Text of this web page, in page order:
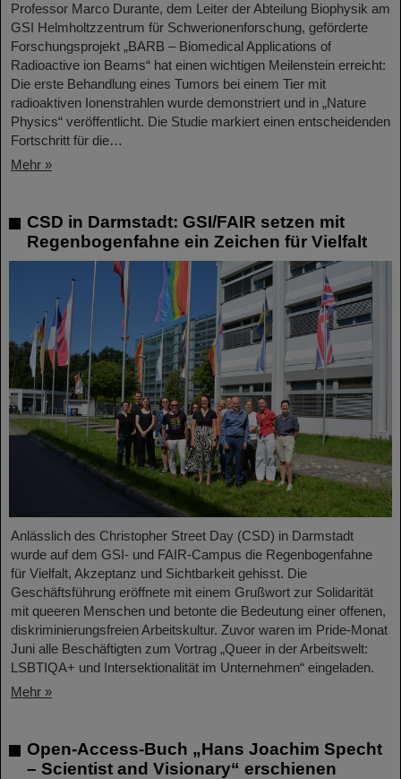
Professor Marco Durante, dem Leiter der Abteilung Biophysik am
GSI Helmholtzzentrum für Schwerionenforschung, geförderte
Forschungsprojekt „BARB – Biomedical Applications of
Radioactive ion Beams“ hat einen wichtigen Meilenstein erreicht:
Die erste Behandlung eines Tumors bei einem Tier mit
radioaktiven Ionenstrahlen wurde demonstriert und in „Nature
Physics“ veröffentlicht. Die Studie markiert einen entscheidenden
Fortschritt für die…
Mehr »
CSD in Darmstadt: GSI/FAIR setzen mit
Regenbogenfahne ein Zeichen für Vielfalt
Anlässlich des Christopher Street Day (CSD) in Darmstadt
wurde auf dem GSI- und FAIR-Campus die Regenbogenfahne
für Vielfalt, Akzeptanz und Sichtbarkeit gehisst. Die
Geschäftsführung eröffnete mit einem Grußwort zur Solidarität
mit queeren Menschen und betonte die Bedeutung einer offenen,
diskriminierungsfreien Arbeitskultur. Zuvor waren im Pride-Monat
Juni alle Beschäftigten zum Vortrag „Queer in der Arbeitswelt:
LSBTIQA+ und Intersektionalität im Unternehmen“ eingeladen.
Mehr »
Open-Access-Buch „Hans Joachim Specht
– Scientist and Visionary“ erschienen